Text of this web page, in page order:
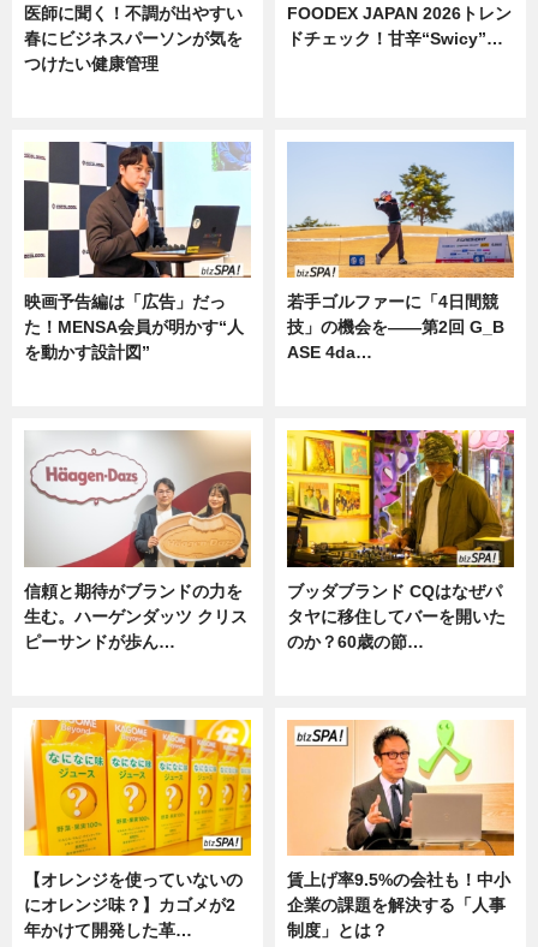
医師に聞く！不調が出やすい
春にビジネスパーソンが気を
つけたい健康管理
FOODEX JAPAN 2026トレン
ドチェック！甘辛“Swicy”…
映画予告編は「広告」だっ
た！MENSA会員が明かす“人
を動かす設計図”
若手ゴルファーに「4日間競
技」の機会を——第2回 G_B
ASE 4da…
信頼と期待がブランドの力を
生む。ハーゲンダッツ クリス
ピーサンドが歩ん…
ブッダブランド CQはなぜパ
タヤに移住してバーを開いた
のか？60歳の節…
【オレンジを使っていないの
にオレンジ味？】カゴメが2
年かけて開発した革…
賃上げ率9.5%の会社も！中小
企業の課題を解決する「人事
制度」とは？